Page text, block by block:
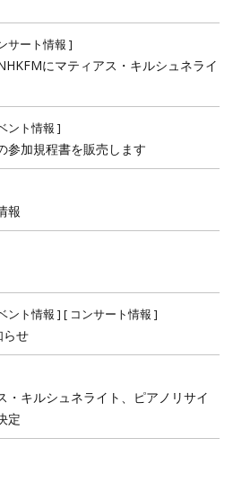
サート情報 ]
にマティアス・キルシュネライ
ント情報 ]
参加規程書を販売します
報
ント情報 ] [ コンサート情報 ]
らせ
・キルシュネライト、ピアノリサイ
定